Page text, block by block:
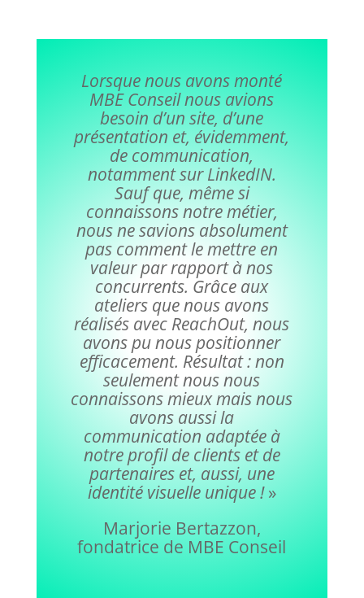
Lorsque nous avons monté
MBE Conseil nous avions
besoin d’un site, d’une
présentation et, évidemment,
de communication,
notamment sur LinkedIN.
Sauf que, même si
connaissons notre métier,
nous ne savions absolument
pas comment le mettre en
valeur par rapport à nos
concurrents. Grâce aux
ateliers que nous avons
réalisés avec ReachOut, nous
avons pu nous positionner
efficacement. Résultat : non
seulement nous nous
connaissons mieux mais nous
avons aussi la
communication adaptée à
notre profil de clients et de
partenaires et, aussi, une
identité visuelle unique !»
Marjorie Bertazzon,
fondatrice de MBE Conseil